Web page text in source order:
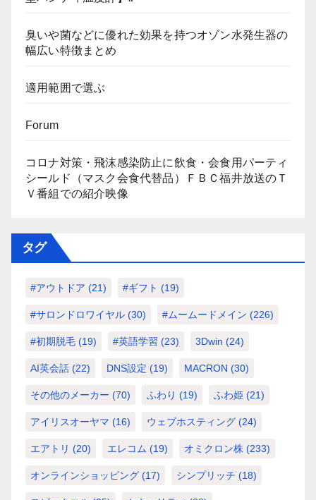
臭いや菌などに優れた効果を持つオゾン水発生器の
幅広い特徴まとめ
適用範囲で選ぶ
Forum
コロナ対策・飛沫感染防止に飲食・会食用パーティ
シールド（マスク会食代替品）ＦＢＣ福井放送のＴ
Ｖ番組での紹介映像
タグ
#アウトドア (21) #ギフト (19)
#サロンドロワイヤル (30) #ムームードメイン (226)
#初期脱毛 (19) #英語学習 (23) 3Dwin (24)
AI英会話 (22) DNS設定 (19) MACRON (30)
その他のメーカー (70) ふわり (19) ふわ姫 (21)
アイリスオーヤマ (16) ウェブホスティング (24)
エアトリ (20) エレコム (19) オミクロン株 (233)
オンラインショッピング (17) シンプリッチ (18)